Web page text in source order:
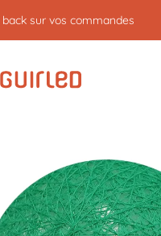
pendant 30 jours